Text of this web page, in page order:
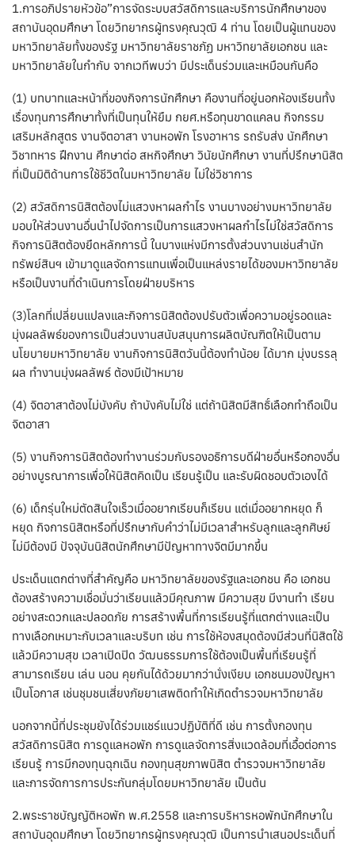
1.การอภิปรายหัวข้อ”การจัดระบบสวัสดิการและบริการนักศึกษาของ
สถาบันอุดมศึกษา โดยวิทยากรผู้ทรงคุณวุฒิ 4 ท่าน โดยเป็นผู้แทนของ
มหาวิทยาลัยทั้งของรัฐ มหาวิทยาลัยราชภัฏ มหาวิทยาลัยเอกชน และ
มหาวิทยาลัยในกำกับ จากเวทีพบว่า มีประเด็นร่วมและเหมือนกันคือ
(1) บทบาทและหน้าที่ของกิจการนักศึกษา คืองานที่อยู่นอกห้องเรียนทั้ง
เรื่องทุนการศึกษาทั้งที่เป็นทุนให้ยืม กยศ.หรือทุนขาดแคลน กิจกรรม
เสริมหลักสูตร งานจิตอาสา งานหอพัก โรงอาหาร รถรับส่ง นักศึกษา
วิชาทหาร ฝึกงาน ศึกษาต่อ สหกิจศึกษา วินัยนักศึกษา งานที่ปรึกษานิสิต
ที่เป็นมิติด้านการใช้ชีวิตในมหาวิทยาลัย ไม่ใช่วิชาการ
(2) สวัสดิการนิสิตต้องไม่แสวงหาผลกำไร งานบางอย่างมหาวิทยาลัย
มอบให้ส่วนงานอื่นนำไปจัดการเป็นการแสวงหาผลกำไรไม่ใช่สวัสดิการ
กิจการนิสิตต้องยึดหลักการนี้ ในบางแห่งมีการตั้งส่วนงานเช่นสำนัก
ทรัพย์สินฯ เข้ามาดูแลจัดการแทนเพื่อเป็นแหล่งรายได้ของมหาวิทยาลัย
หรือเป็นงานที่ดำเนินการโดยฝ่ายบริหาร
(3)โลกที่เปลี่ยนแปลงและกิจการนิสิตต้องปรับตัวเพื่อความอยู่รอดและ
มุ่งผลลัพธ์ของการเป็นส่วนงานสนับสนุนการผลิตบัณฑิตให้เป็นตาม
นโยบายมหาวิทยาลัย งานกิจการนิสิตวันนี้ต้องทำน้อย ได้มาก มุ่งบรรลุ
ผล ทำงานมุ่งผลลัพธ์ ต้องมีเป้าหมาย
(4) จิตอาสาต้องไม่บังคับ ถ้าบังคับไม่ใช่ แต่ถ้านิสิตมีสิทธิ์เลือกทำถือเป็น
จิตอาสา
(5) งานกิจการนิสิตต้องทำงานร่วมกับรองอธิการบดีฝ่ายอื่นหรือกองอื่น
อย่างบูรณาการเพื่อให้นิสิตคิดเป็น เรียนรู้เป็น และรับผิดชอบตัวเองได้
(6) เด็กรุ่นใหม่ตัดสินใจเร็วเมื่ออยากเรียนก็เรียน แต่เมื่ออยากหยุด ก็
หยุด กิจการนิสิตหรือที่ปรึกษากับคำว่าไม่มีเวลาสำหรับลูกและลูกศิษย์
ไม่มีต้องมี ปัจจุบันนิสิตนักศึกษามีปัญหาทางจิตมีมากขึ้น
ประเด็นแตกต่างที่สำคัญคือ มหาวิทยาลัยของรัฐและเอกชน คือ เอกชน
ต้องสร้างความเชื่อมั่นว่าเรียนแล้วมีคุณภาพ มีความสุข มีงานทำ เรียน
อย่างสะดวกและปลอดภัย การสร้างพื้นที่การเรียนรู้ที่แตกต่างและเป็น
ทางเลือกเหมาะกับเวลาและบริบท เช่น การใช้ห้องสมุดต้องมีส่วนที่นิสิตใช้
แล้วมีความสุข เวลาเปิดปิด วัฒนธรรมการใช้ต้องเป็นพื้นที่เรียนรู้ที่
สามารถเรียน เล่น นอน คุยกันได้ด้วยมากว่านั่งเงียบ เอกชนมองปัญหา
เป็นโอกาส เช่นชุมชนเสี่ยงภัยยาเสพติดทำให้เกิดตำรวจมหาวิทยาลัย
นอกจากนี้ที่ประชุมยังได้ร่วมแชร์แนวปฏิบัติที่ดี เช่น การตั้งกองทุน
สวัสดิการนิสิต การดูแลหอพัก การดูแลจัดการสิ่งแวดล้อมที่เอื้อต่อการ
เรียนรู้ การมีกองทุนฉุกเฉิน กองทุนสุขภาพนิสิต ตำรวจมหาวิทยาลัย
และการจัดการการประกันกลุ่มโดยมหาวิทยาลัย เป็นต้น
2.พระราชบัญญัติหอพัก พ.ศ.2558 และการบริหารหอพักนักศึกษาใน
สถาบันอุดมศึกษา โดยวิทยากรผู้ทรงคุณวุฒิ เป็นการนำเสนอประเด็นที่